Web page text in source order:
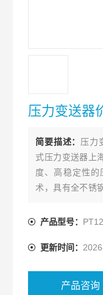
压力变送器
简要描述： 压力
式压力变送器上
度、高稳定性的
术，具有全不锈
宽，适用于各领
产品型号：
更新时间：
产品咨询